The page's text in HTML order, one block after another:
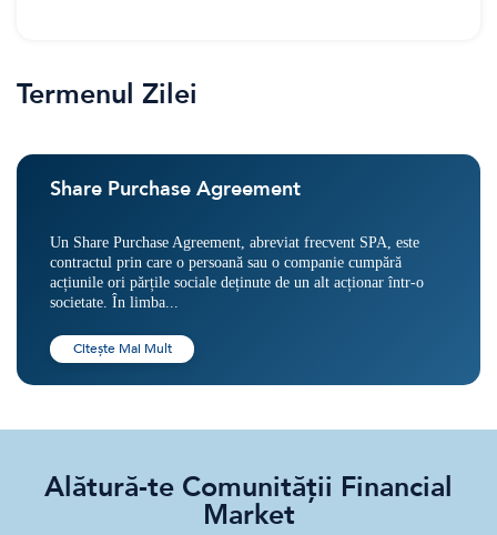
Termenul Zilei
Share Purchase Agreement
Un Share Purchase Agreement, abreviat frecvent SPA, este
contractul prin care o persoană sau o companie cumpără
acțiunile ori părțile sociale deținute de un alt acționar într-o
societate. În limba...
Citește Mai Mult
Alătură-te Comunității Financial
Market